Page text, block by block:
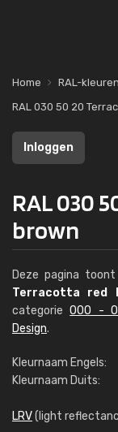
Home RAL-kleuren
RAL 030 50 20
Inloggen
RAL 030
brown
Deze pagina toont
Terracotta red
categorie000 -
Design.
Kleurnaam Engels:
Kleurnaam Duits:
LRV(light